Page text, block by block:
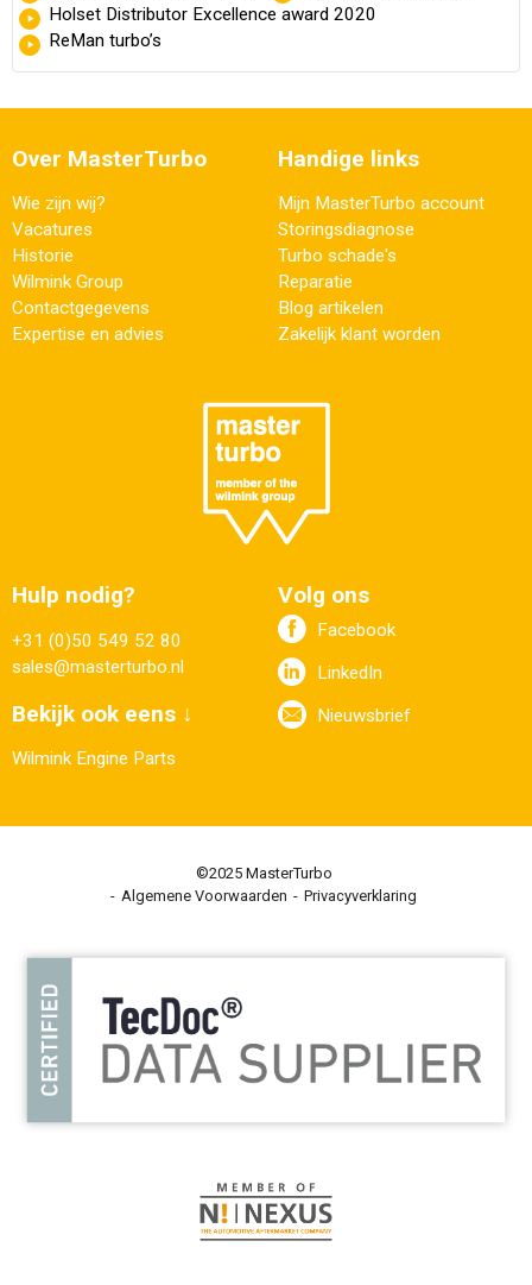
Holset Distributor Excellence award 2020
ReMan turbo’s
Over MasterTurbo
Wie zijn wij?
Vacatures
Historie
Wilmink Group
Contactgegevens
Expertise en advies
Handige links
Mijn MasterTurbo account
Storingsdiagnose
Turbo schade's
Reparatie
Blog artikelen
Zakelijk klant worden
Hulp nodig?
+31 (0)50 549 52 80
sales@masterturbo.nl
Bekijk ook eens ↓
Wilmink Engine Parts
Volg ons
Facebook
LinkedIn
Nieuwsbrief
©2025 MasterTurbo
Algemene Voorwaarden
Privacyverklaring